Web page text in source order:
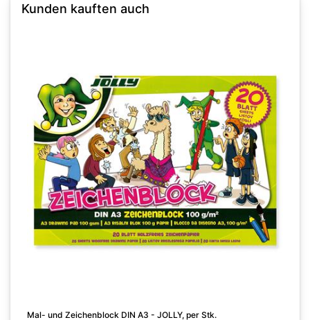
Kunden kauften auch
Mal- und Zeichenblock DIN A3 - JOLLY, per Stk.